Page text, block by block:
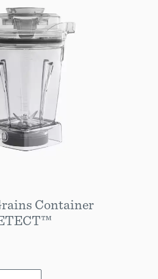
Container